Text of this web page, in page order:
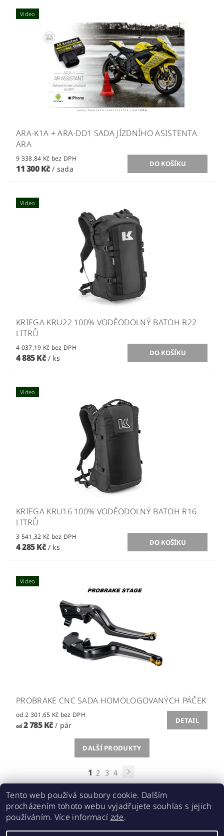
Video
ARA-K1A + ARA-DD1 SADA JÍZDNÍHO ASISTENTA
ARA
9 338,84 Kč bez DPH
11 300 Kč/ sada
Video
KRIEGA KRU22 100% VODĚODOLNÝ BATOH R22
LITRŮ
4 037,19 Kč bez DPH
4 885 Kč / ks
Video
KRIEGA KRU16 100% VODĚODOLNÝ BATOH R16
LITRŮ
3 541,32 Kč bez DPH
4 285 Kč / ks
Video
PROBRAKE CNC SADA HOMOLOGOVANÝCH PÁČEK
od 2 301,65 Kč bez DPH
od2 785 Kč/ pár
DETAIL
DALŠÍ PRODUKTY
1 2 3 4
Acebikes bezpečná přeprava, parkování motocyklů a skútrů
Tento web používá soubory cookie. Dalším
procházením tohoto webu vyjadřujete souhlas s jejich
používáním. Více informací zde.